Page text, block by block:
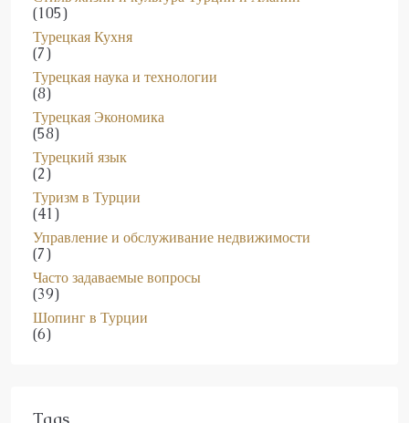
Турецкая Кухня
(7)
Турецкая наука и технологии
(8)
Турецкая Экономика
(58)
Турецкий язык
(2)
Туризм в Турции
(41)
Управление и обслуживание недвижимости
(7)
Часто задаваемые вопросы
(39)
Шопинг в Турции
(6)